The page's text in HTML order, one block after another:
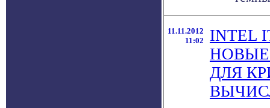
11.11.2012
11:02
INTEL
ДЛЯ